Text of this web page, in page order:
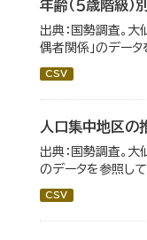
年齢（５歳階級）
出典：国勢調査。
偶者関係」のデータ
CSV
人口集中地区の
出典：国勢調査。
のデータを参照して
CSV